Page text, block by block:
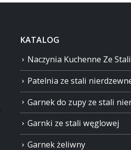
KATALOG
Naczynia Kuchenne Ze
Patelnia ze stali
Garnek do zupy ze stali
Garnki ze stali węglowej
Garnek żeliwny